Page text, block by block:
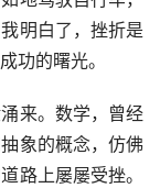
明白了，挫折是
功的曙光。
来。数学，曾经
象的概念，仿佛
路上屡屡受挫。